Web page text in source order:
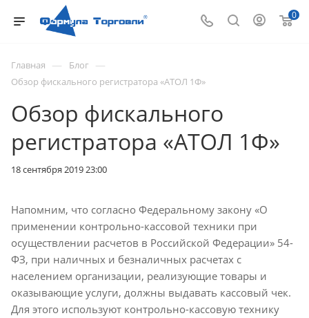
0
Главная — Блог —
Обзор фискального регистратора «АТОЛ 1Ф»
Обзор фискального
регистратора «АТОЛ 1Ф»
18 сентября 2019 23:00
Напомним, что согласно Федеральному закону «О
применении контрольно-кассовой техники при
осуществлении расчетов в Российской Федерации» 54-
ФЗ, при наличных и безналичных расчетах с
населением организации, реализующие товары и
оказывающие услуги, должны выдавать кассовый чек.
Для этого используют контрольно-кассовую технику